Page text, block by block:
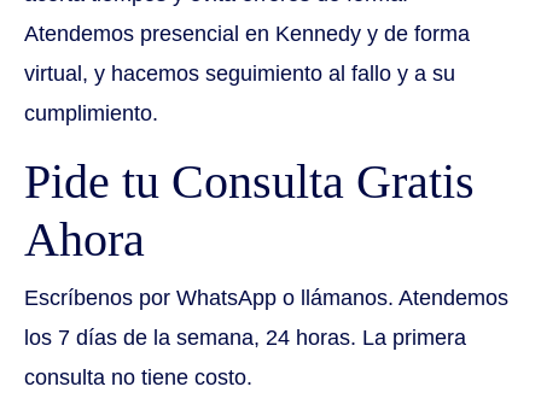
Atendemos presencial en Kennedy y de forma
virtual, y hacemos seguimiento al fallo y a su
cumplimiento.
Pide tu Consulta Gratis
Ahora
Escríbenos por WhatsApp o llámanos. Atendemos
los 7 días de la semana, 24 horas. La primera
consulta no tiene costo.